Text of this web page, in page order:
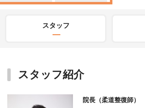
スタッフ
スタッフ紹介
院長（柔道整復師）